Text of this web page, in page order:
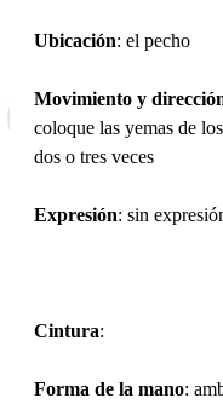
Ubicación: el pecho
Movimiento y
coloque las yemas de
dos o tres veces
Expresión: sin
Cintura:
Forma de la mano: